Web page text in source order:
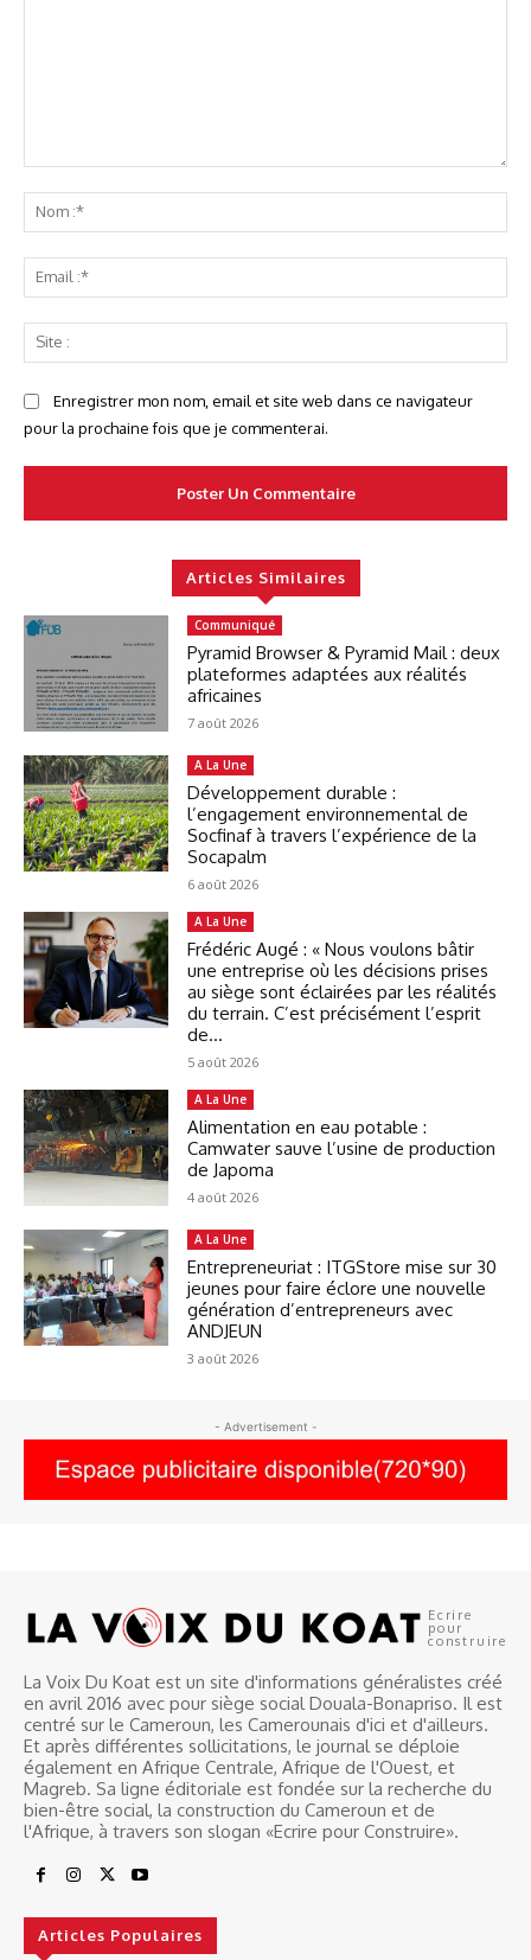
:*
:*
:
Enregistrer mon nom, email et site web dans ce navigateur
pour la prochaine fois que je commenterai.
Articles Similaires
Communiqué
Pyramid Browser & Pyramid Mail : deux
plateformes adaptées aux réalités
africaines
7 août 2026
A La Une
Développement durable :
l’engagement environnemental de
Socfinaf à travers l’expérience de la
Socapalm
6 août 2026
A La Une
Frédéric Augé : « Nous voulons bâtir
une entreprise où les décisions prises
au siège sont éclairées par les réalités
du terrain. C’est précisément l’esprit
de...
5 août 2026
A La Une
Alimentation en eau potable :
Camwater sauve l’usine de production
de Japoma
4 août 2026
A La Une
Entrepreneuriat : ITGStore mise sur 30
jeunes pour faire éclore une nouvelle
génération d’entrepreneurs avec
ANDJEUN
3 août 2026
- Advertisement -
Ecrire
pour
construire
La Voix Du Koat est un site d'informations généralistes créé
en avril 2016 avec pour siège social Douala-Bonapriso. Il est
centré sur le Cameroun, les Camerounais d'ici et d'ailleurs.
Et après différentes sollicitations, le journal se déploie
également en Afrique Centrale, Afrique de l'Ouest, et
Magreb. Sa ligne éditoriale est fondée sur la recherche du
bien-être social, la construction du Cameroun et de
l'Afrique, à travers son slogan «Ecrire pour Construire».
Articles Populaires